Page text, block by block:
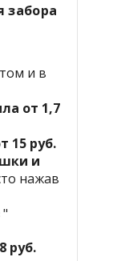
забора
и в
от 1,7
15 руб.
и
нажав
"
руб.